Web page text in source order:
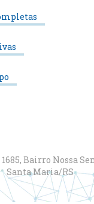
Bairro Nossa
Santa Maria/RS